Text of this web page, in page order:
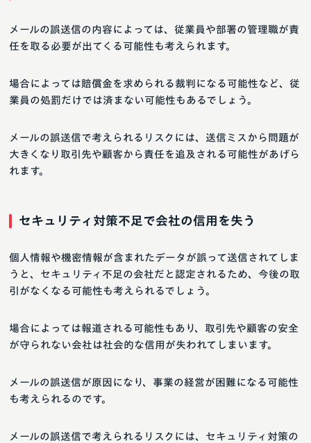
メールの誤送信の内容によっては、従業員や部署の管理職が責
任を取る必要が出てくる可能性も考えられます。
場合によっては賠償金を求められる裁判になる可能性など、従
業員の処罰だけでは済まない可能性もあるでしょう。
メールの誤送信で考えられるリスクには、送信ミスから問題が
大きくなり取引先や顧客から責任を追及される可能性があげら
れます。
セキュリティ対策不足で会社の信用を失う
個人情報や機密情報が含まれたデータが誤って送信されてしま
うと、セキュリティ不足の会社だと認定されるため、今後の取
引がなくなる可能性も考えられるでしょう。
場合によっては報道される可能性もあり、取引先や顧客の安全
が守られない会社は社会的な信用が失われてしまいます。
メールの誤送信が原因になり、事業の経営が困難になる可能性
も考えられるのです。
メールの誤送信で考えられるリスクには、セキュリティ対策の